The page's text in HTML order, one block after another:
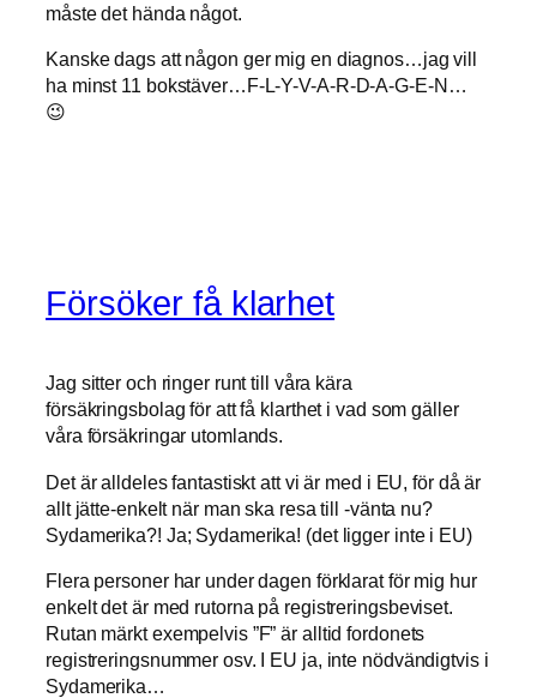
måste det hända något.
Kanske dags att någon ger mig en diagnos…jag vill
ha minst 11 bokstäver…F-L-Y-V-A-R-D-A-G-E-N…
😉
Försöker få klarhet
Jag sitter och ringer runt till våra kära
försäkringsbolag för att få klarthet i vad som gäller
våra försäkringar utomlands.
Det är alldeles fantastiskt att vi är med i EU, för då är
allt jätte-enkelt när man ska resa till -vänta nu?
Sydamerika?! Ja; Sydamerika! (det ligger inte i EU)
Flera personer har under dagen förklarat för mig hur
enkelt det är med rutorna på registreringsbeviset.
Rutan märkt exempelvis ”F” är alltid fordonets
registreringsnummer osv. I EU ja, inte nödvändigtvis i
Sydamerika…